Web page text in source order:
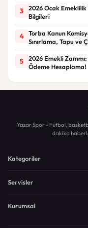
3
2026 Ocak
Bilgileri
4
Torba Kanun
Sınırlama, Tapu ve
5
2026 Emekli
Ödeme Hesaplama!
Yazar Spor - Futbol,
dakika
Kategoriler
Servisler
Kurumsal